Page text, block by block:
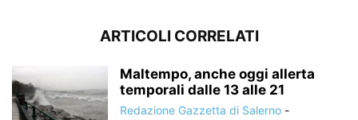
ARTICOLI CORRELATI
Maltempo, anche oggi allerta
temporali dalle 13 alle 21
Redazione Gazzetta di Salerno -